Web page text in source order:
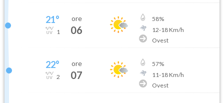
21°
1
ore
06
58%
12-18Km/h
Ovest
22°
2
ore
07
57%
11-18Km/h
Ovest